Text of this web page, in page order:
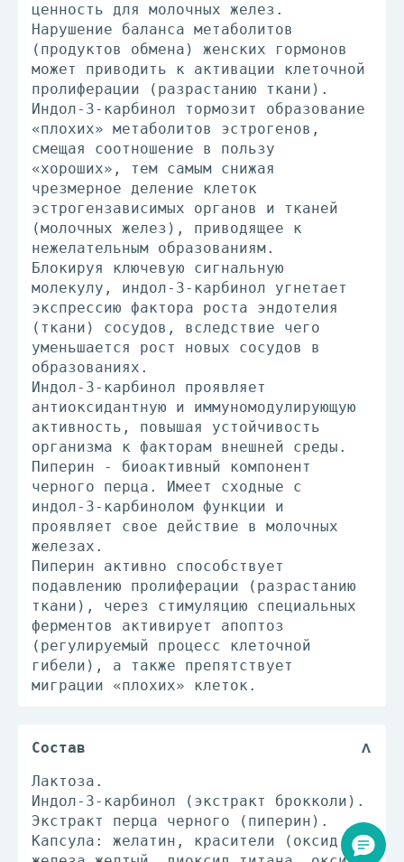
ценность для молочных желез.
Нарушение баланса метаболитов
(продуктов обмена) женских гормонов
может приводить к активации клеточной
пролиферации (разрастанию ткани).
Индол-3-карбинол тормозит образование
«плохих» метаболитов эстрогенов,
смещая соотношение в пользу
«хороших», тем самым снижая
чрезмерное деление клеток
эстрогензависимых органов и тканей
(молочных желез), приводящее к
нежелательным образованиям.
Блокируя ключевую сигнальную
молекулу, индол-3-карбинол угнетает
экспрессию фактора роста эндотелия
(ткани) сосудов, вследствие чего
уменьшается рост новых сосудов в
образованиях.
Индол-3-карбинол проявляет
антиоксидантную и иммуномодулирующую
активность, повышая устойчивость
организма к факторам внешней среды.
Пиперин - биоактивный компонент
черного перца. Имеет сходные с
индол-3-карбинолом функции и
проявляет свое действие в молочных
железах.
Пиперин активно способствует
подавлению пролиферации (разрастанию
ткани), через стимуляцию специальных
ферментов активирует апоптоз
(регулируемый процесс клеточной
гибели), а также препятствует
миграции «плохих» клеток.
Состав
Лактоза.
Индол-3-карбинол (экстракт брокколи).
Экстракт перца черного (пиперин).
Капсула: желатин, красители (оксид